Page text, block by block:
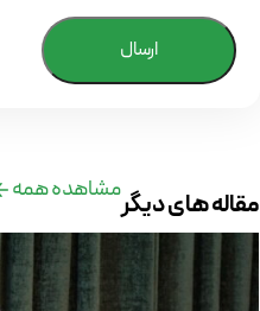
ارسال
مقاله های دیگرمشاهده همه